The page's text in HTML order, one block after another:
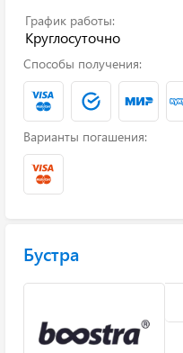
График работы:
Круглосуточно
Способы получения:
Варианты погашения:
Бустра